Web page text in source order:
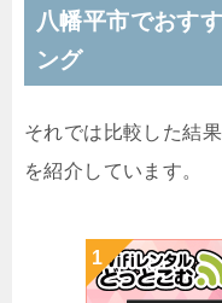
八幡平市でおす
ング
それでは比較した結
を紹介しています。